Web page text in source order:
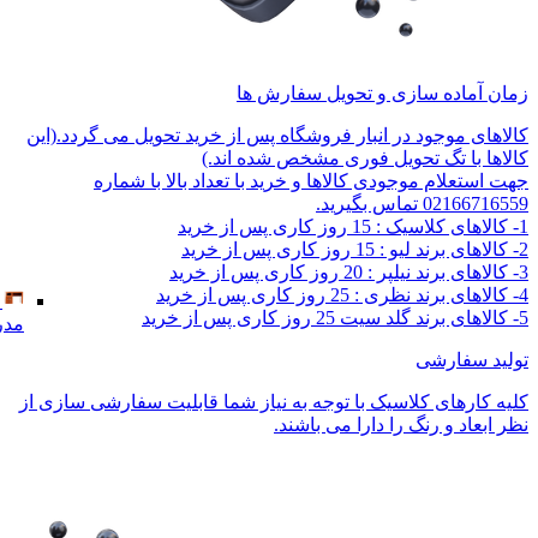
زمان آماده سازی و تحویل سفارش ها
کالاهای موجود در انبار فروشگاه پس از خرید تحویل می گردد.(این
کالاها با تگ تحویل فوری مشخص شده اند.)
جهت استعلام موجودی کالاها و خرید با تعداد بالا با شماره
02166716559 تماس بگیرید.
1- کالاهای کلاسیک : 15 روز کاری پس از خرید
2- کالاهای برند لیو : 15 روز کاری پس از خرید
3- کالاهای برند نیلپر : 20 روز کاری پس از خرید
4- کالاهای برند نظری : 25 روز کاری پس از خرید
5- کالاهای برند گلد سیت 25 روز کاری پس از خرید
تولید سفارشی
کلیه کارهای کلاسیک با توجه به نیاز شما قابلیت سفارشی سازی از
نظر ابعاد و رنگ را دارا می باشند.